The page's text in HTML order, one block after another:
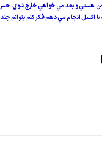
هستي و بعد مي خواهي خارج شوي، حس
اکسل انجام مي دهم فکر کنم بتوانم چند